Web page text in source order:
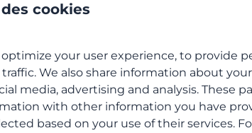
cookies
your user experience, to provide
We also share information about
media, advertising and analysis. These
with other information you have
based on your use of their services.